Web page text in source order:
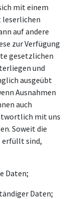
mit einem
leserlichen
auf andere
zur Verfügung
gesetzlichen
und
ausgeübt
Ausnahmen
auch
mit uns
Soweit die
erfüllt sind,
Daten;
Daten;